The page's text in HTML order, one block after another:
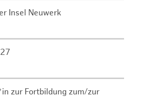
Insel Neuwerk
zur Fortbildung zum/zur